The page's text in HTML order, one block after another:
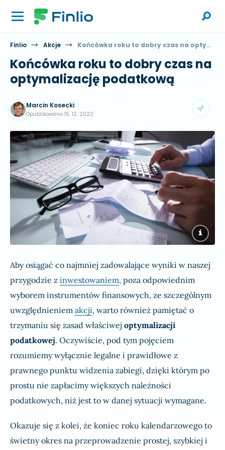
Finlio Akcje Końcówka roku to dobry czas na optymalizację podatkową
Końcówka roku to dobry czas na
optymalizację podatkową
Marcin Kosecki
Opublikowano 15. 12. 2022
Aby osiągać co najmniej zadowalające wyniki w naszej
przygodzie z inwestowaniem, poza odpowiednim
wyborem instrumentów finansowych, ze szczególnym
uwzględnieniem akcji, warto również pamiętać o
trzymaniu się zasad właściwej optymalizacji
podatkowej. Oczywiście, pod tym pojęciem
rozumiemy wyłącznie legalne i prawidłowe z
prawnego punktu widzenia zabiegi, dzięki którym po
prostu nie zapłacimy większych należności
podatkowych, niż jest to w danej sytuacji wymagane.
Okazuje się z kolei, że koniec roku kalendarzowego to
świetny okres na przeprowadzenie prostej, szybkiej i